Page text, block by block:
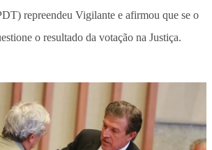
repreendeu Vigilante e afirmou que se o
o resultado da votação na Justiça.